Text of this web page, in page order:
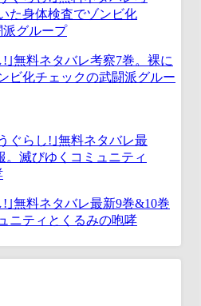
｣無料ネタバレ考察7巻。裸に
ビ化チェックの武闘派グルー
｣無料ネタバレ最新9巻&10巻
ニティとくるみの咆哮